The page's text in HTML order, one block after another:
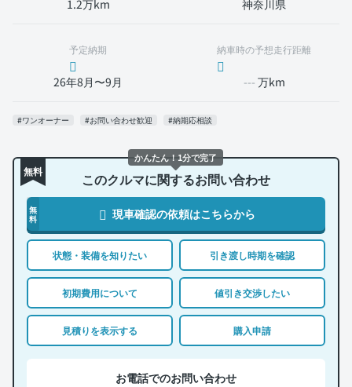
1.2万km 神奈川県
予定納期
26年8月〜9月
納車時の予想走行距離
--- 万km
#ワンオーナー #お問い合わせ歓迎 #納期応相談
無料 このクルマに関するお問い合わせ
無
料
現車確認の依頼はこちらから
状態・装備を知りたい 引き渡し時期を確認
初期費用について 値引き交渉したい
見積りを表示する 購入申請
お電話でのお問い合わせ
かんたん！1分で完了